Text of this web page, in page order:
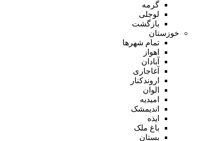
گرمه
لوجلی
بازگشت
خوزستان
تمام شهر‌ها
اهواز
آبادان
آغاجاری
اروندکنار
الوان
امیدیه
اندیمشک
ایذه
باغ ملک
بستان